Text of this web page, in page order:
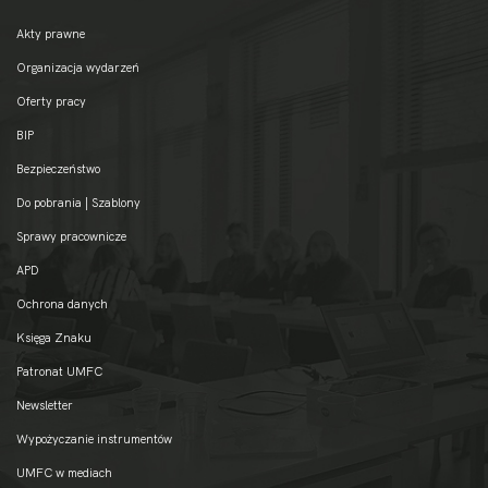
Akty prawne
Organizacja wydarzeń
Oferty pracy
BIP
Bezpieczeństwo
Do pobrania | Szablony
Sprawy pracownicze
APD
Ochrona danych
Księga Znaku
Patronat UMFC
Newsletter
Wypożyczanie instrumentów
UMFC w mediach